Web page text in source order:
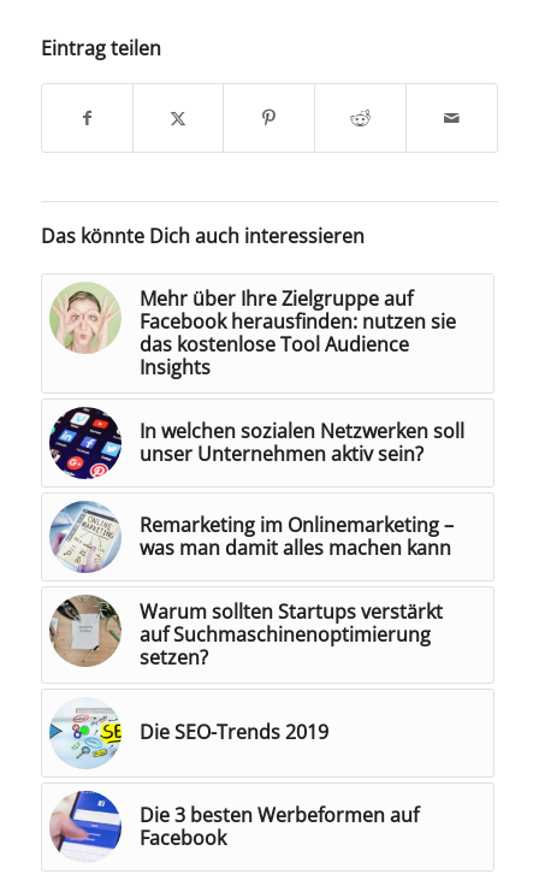
Eintrag teilen
Das könnte Dich auch interessieren
Mehr über Ihre Zielgruppe auf
Facebook herausfinden: nutzen sie
das kostenlose Tool Audience
Insights
In welchen sozialen Netzwerken soll
unser Unternehmen aktiv sein?
Remarketing im Onlinemarketing –
was man damit alles machen kann
Warum sollten Startups verstärkt
auf Suchmaschinenoptimierung
setzen?
Die SEO-Trends 2019
Die 3 besten Werbeformen auf
Facebook